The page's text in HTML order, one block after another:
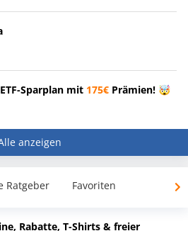
Sparplan mit 175€ Prämien! 🤯
anzeigen
Ratgeber Favoriten
Rabatte, T-Shirts & freier